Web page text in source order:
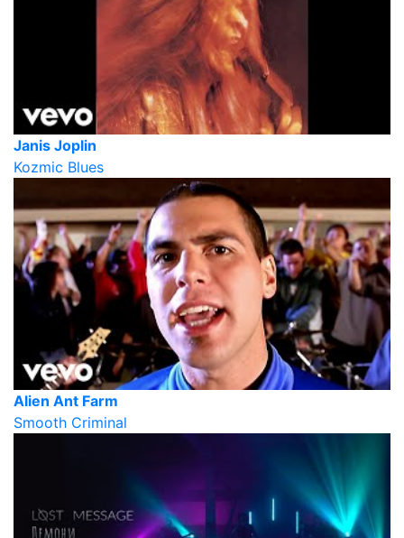
Janis Joplin
Kozmic Blues
Alien Ant Farm
Smooth Criminal